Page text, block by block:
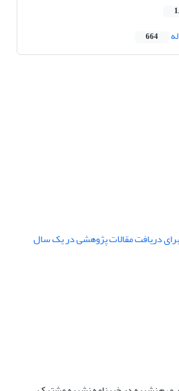
664
دریافت مقالات پژوهشی در یک سال